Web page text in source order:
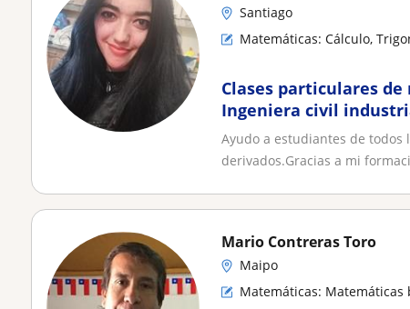
Santiago
Matemáticas: Cálculo,
Clases particulares
Ingeniera civil
Ayudo a estudiantes de todos
derivados.Gracias a mi
Mario Contreras Toro
Maipo
Matemáticas: Matemáticas